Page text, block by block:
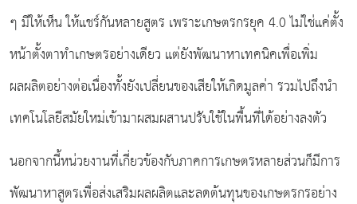
ๆ มีให้เห็น ให้แชร์กันหลายสูตร เพราะเกษตรกรยุค 4.0 ไม่ใช่แค่ตั้ง
หน้าตั้งตาทำเกษตรอย่างเดียว แต่ยังพัฒนาหาเทคนิคเพื่อเพิ่ม
ผลผลิตอย่างต่อเนื่องทั้งยังเปลี่ยนของเสียให้เกิดมูลค่า รวมไปถึงนำ
เทคโนโลยีสมัยใหม่เข้ามาผสมผสานปรับใช้ในพื้นที่ได้อย่างลงตัว
นอกจากนี้หน่วยงานที่เกี่ยวข้องกับภาคการเกษตรหลายส่วนก็มีการ
พัฒนาหาสูตรเพื่อส่งเสริมผลผลิตและลดต้นทุนของเกษตรกรอย่าง